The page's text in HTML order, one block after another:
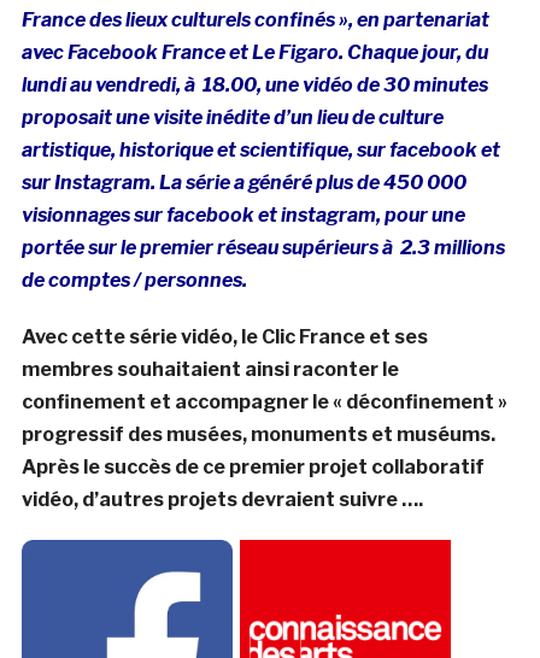
France des lieux culturels confinés », en partenariat
avec Facebook France et Le Figaro. Chaque jour, du
lundi au vendredi, à 18.00, une vidéo de 30 minutes
proposait une visite inédite d’un lieu de culture
artistique, historique et scientifique, sur facebook et
sur Instagram. La série a généré plus de 450 000
visionnages sur facebook et instagram, pour une
portée sur le premier réseau supérieurs à 2.3 millions
de comptes / personnes.
Avec cette série vidéo, le Clic France et ses
membres souhaitaient ainsi raconter le
confinement et accompagner le « déconfinement »
progressif des musées, monuments et muséums.
Après le succès de ce premier projet collaboratif
vidéo, d’autres projets devraient suivre ….